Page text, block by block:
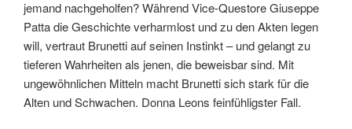
jemand nachgeholfen? Während Vice-Questore Giuseppe
Patta die Geschichte verharmlost und zu den Akten legen
will, vertraut Brunetti auf seinen Instinkt – und gelangt zu
tieferen Wahrheiten als jenen, die beweisbar sind. Mit
ungewöhnlichen Mitteln macht Brunetti sich stark für die
Alten und Schwachen. Donna Leons feinfühligster Fall.